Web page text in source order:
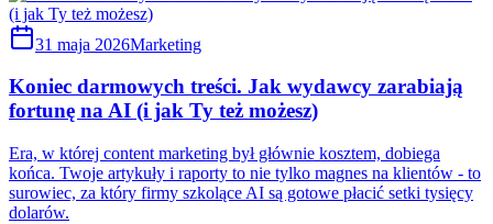
31 maja 2026Marketing
Koniec darmowych treści. Jak wydawcy zarabiają
fortunę na AI (i jak Ty też możesz)
Era, w której content marketing był głównie kosztem, dobiega
końca. Twoje artykuły i raporty to nie tylko magnes na klientów - to
surowiec, za który firmy szkolące AI są gotowe płacić setki tysięcy
dolarów.